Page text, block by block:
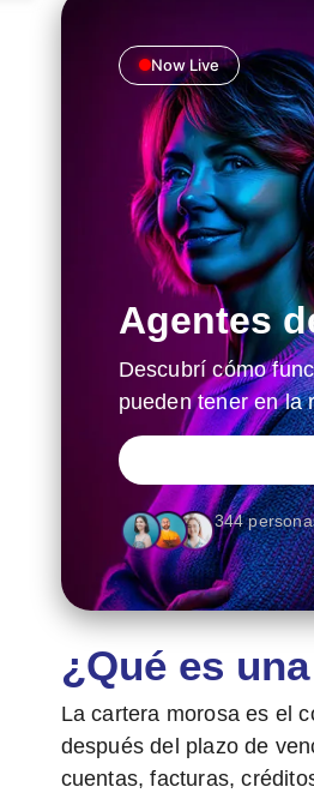
Now Live
Agentes
Descubrí cómo
pueden tener en la
344
¿Qué es
Lacartera morosa es el
después del plazo de
cuentas, facturas,